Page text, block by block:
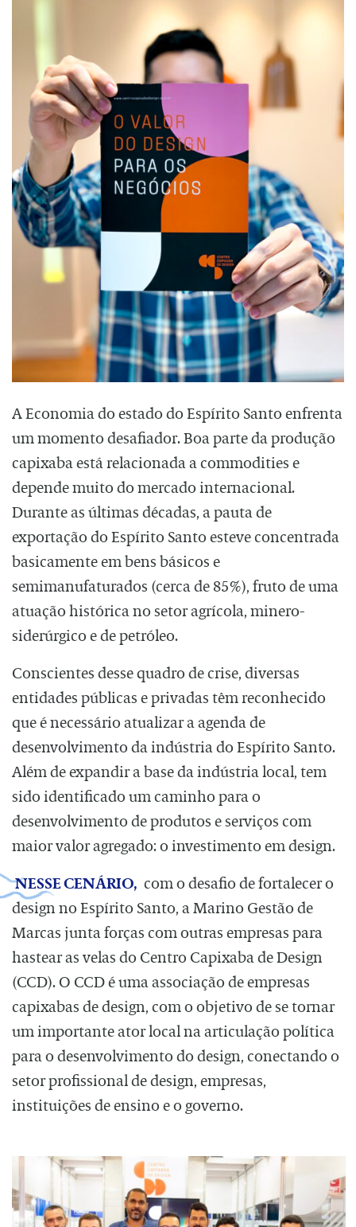
A Economia do estado do Espírito Santo enfrenta
um momento desafiador. Boa parte da produção
capixaba está relacionada a commodities e
depende muito do mercado internacional.
Durante as últimas décadas, a pauta de
exportação do Espírito Santo esteve concentrada
basicamente em bens básicos e
semimanufaturados (cerca de 85%), fruto de uma
atuação histórica no setor agrícola, minero-
siderúrgico e de petróleo.
Conscientes desse quadro de crise, diversas
entidades públicas e privadas têm reconhecido
que é necessário atualizar a agenda de
desenvolvimento da indústria do Espírito Santo.
Além de expandir a base da indústria local, tem
sido identificado um caminho para o
desenvolvimento de produtos e serviços com
maior valor agregado: o investimento em design.
NESSE CENÁRIO, com o desafio de fortalecer o
design no Espírito Santo, a Marino Gestão de
Marcas junta forças com outras empresas para
hastear as velas do Centro Capixaba de Design
(CCD). O CCD é uma associação de empresas
capixabas de design, com o objetivo de se tornar
um importante ator local na articulação política
para o desenvolvimento do design, conectando o
setor profissional de design, empresas,
instituições de ensino e o governo.